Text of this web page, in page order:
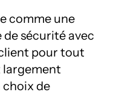
comme une
sécurité avec
pour tout
largement
choix de